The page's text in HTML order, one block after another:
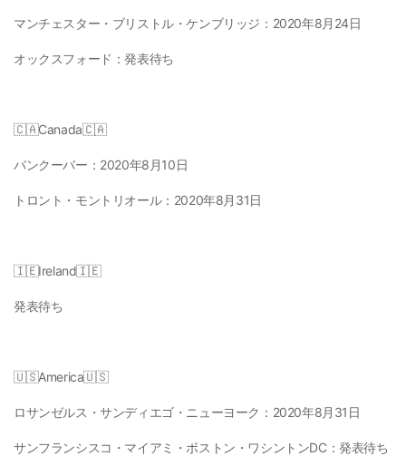
マンチェスター・ブリストル・ケンブリッジ： 2020年8月24日
オックスフォード：発表待ち
🇨🇦Canada🇨🇦
バンクーバー： 2020年8月10日
トロント・モントリオール： 2020年8月31日
🇮🇪Ireland🇮🇪
発表待ち
🇺🇸America🇺🇸
ロサンゼルス・サンディエゴ・ニューヨーク： 2020年8月31日
サンフランシスコ・マイアミ・ボストン・ワシントンDC：発表待ち